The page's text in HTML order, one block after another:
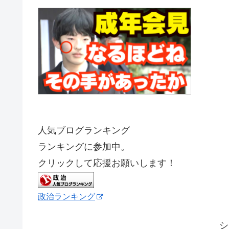
人気ブログランキング
ランキングに参加中。
クリックして応援お願いします！
政治ランキング